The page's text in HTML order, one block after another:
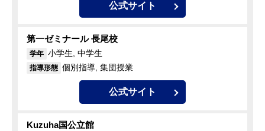
公式サイト
第一ゼミナール 長尾校
学年 小学生, 中学生
指導形態 個別指導, 集団授業
公式サイト
Kuzuha国公立館